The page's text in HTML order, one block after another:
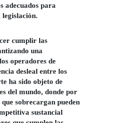
adecuados para
cumplir las
una
operadores de
desleal entre los
ha sido objeto de
del mundo, donde por
sobrecargan pueden
sustancial